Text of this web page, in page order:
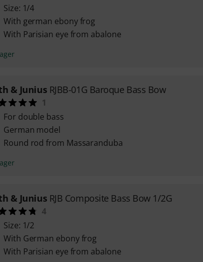
Size: 1/4
With german ebony frog
With Parisian eye from abalone
& Junius RJBB-01G Baroque Bass Bow
1
For double bass
German model
Round rod from Massaranduba
& Junius RJB Composite Bass Bow 1/2G
4
Size: 1/2
With German ebony frog
With Parisian eye from abalone